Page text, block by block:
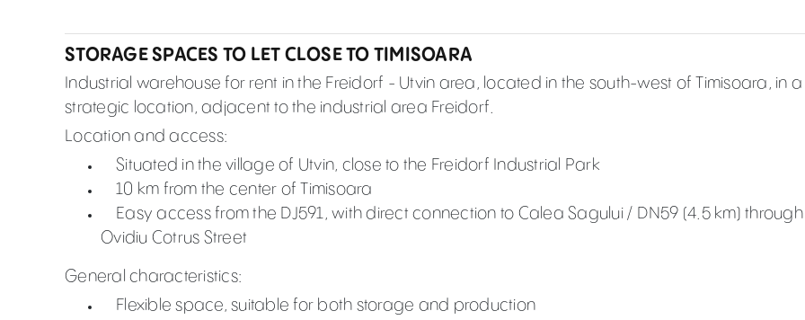
STORAGE SPACES TO LET CLOSE TO TIMISOARA
Industrial warehouse for rent in the Freidorf - Utvin area, located in the south-west of Timisoara, in a
strategic location, adjacent to the industrial area Freidorf.
Location and access:
Situated in the village of Utvin, close to the Freidorf Industrial Park
10 km from the center of Timisoara
Easy access from the DJ591, with direct connection to Calea Sagului / DN59 (4.5 km) through
Ovidiu Cotrus Street
General characteristics:
Flexible space, suitable for both storage and production